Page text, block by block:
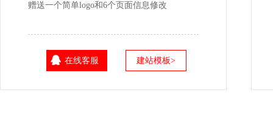
赠送一个简单logo和6个页面信息修改
在线客服 建站模板>